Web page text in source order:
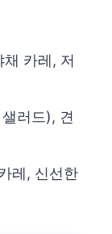
카레, 저
러드), 견
레, 신선한